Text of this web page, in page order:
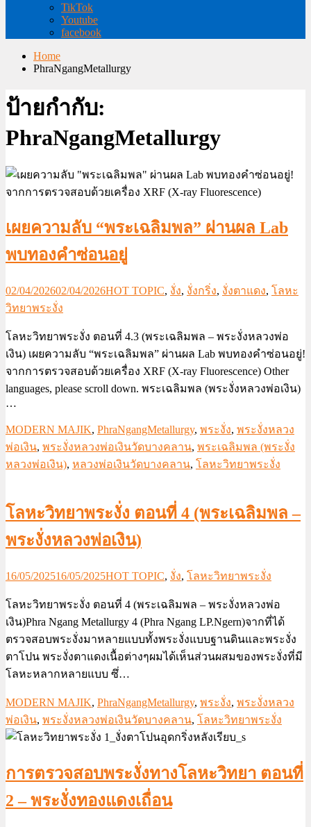
TikTok
Youtube
facebook
Home
PhraNgangMetallurgy
ป้ายกำกับ:
PhraNgangMetallurgy
เผยความลับ “พระเฉลิมพล” ผ่านผล Lab
พบทองคำซ่อนอยู่
02/04/202602/04/2026HOT TOPIC, งั่ง, งั่งกริ่ง, งั่งตาแดง, โลหะ
วิทยาพระงั่ง
โลหะวิทยาพระงั่ง ตอนที่ 4.3 (พระเฉลิมพล – พระงั่งหลวงพ่อ
เงิน) เผยความลับ “พระเฉลิมพล” ผ่านผล Lab พบทองคำซ่อนอยู่!
จากการตรวจสอบด้วยเครื่อง XRF (X-ray Fluorescence) Other
languages, please scroll down. พระเฉลิมพล (พระงั่งหลวงพ่อเงิน)
…
MODERN MAJIK, PhraNgangMetallurgy, พระงั่ง, พระงั่งหลวง
พ่อเงิน, พระงั่งหลวงพ่อเงินวัดบางคลาน, พระเฉลิมพล (พระงั่ง
หลวงพ่อเงิน), หลวงพ่อเงินวัดบางคลาน, โลหะวิทยาพระงั่ง
โลหะวิทยาพระงั่ง ตอนที่ 4 (พระเฉลิมพล –
พระงั่งหลวงพ่อเงิน)
16/05/202516/05/2025HOT TOPIC, งั่ง, โลหะวิทยาพระงั่ง
โลหะวิทยาพระงั่ง ตอนที่ 4 (พระเฉลิมพล – พระงั่งหลวงพ่อ
เงิน)Phra Ngang Metallurgy 4 (Phra Ngang LP.Ngern)จากที่ได้
ตรวจสอบพระงั่งมาหลายแบบทั้งพระงั่งแบบฐานดินและพระงั่ง
ตาโปน พระงั่งตาแดงเนื้อต่างๆผมได้เห็นส่วนผสมของพระงั่งที่มี
โลหะหลากหลายแบบ ซึ่…
MODERN MAJIK, PhraNgangMetallurgy, พระงั่ง, พระงั่งหลวง
พ่อเงิน, พระงั่งหลวงพ่อเงินวัดบางคลาน, โลหะวิทยาพระงั่ง
การตรวจสอบพระงั่งทางโลหะวิทยา ตอนที่
2 – พระงั่งทองแดงเถื่อน